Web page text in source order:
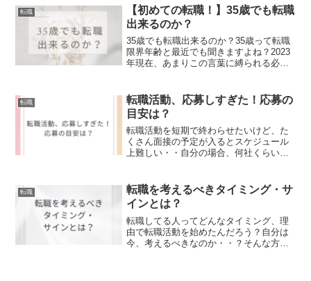
も、決して無理なんてことはないです
よ。
転職
【初めての転職！】35歳でも転職
出来るのか？
35歳でも転職出来るのか？35歳って転職
限界年齢と最近でも聞きますよね？2023
年現在、あまりこの言葉に縛られる必要
つの職をずっとやってきただけであって
も必ずこの社会にマッチする会社、求め
られる会社・仕事は存在します。
転職
転職活動、応募しすぎた！応募の
目安は？
転職活動を短期で終わらせたいけど、た
くさん面接の予定が入るとスケジュール
上難しい・・自分の場合、何社くらい応
種なのかによって、書類選考の通過率も
大分変ってきます。実際に両方を経験し
た中での応募の目安について、説明しま
す。
転職
転職を考えるべきタイミング・サ
インとは？
転職してる人ってどんなタイミング、理
由で転職活動を始めたんだろう？自分は
今、考えるべきなのか・・？そんな方に